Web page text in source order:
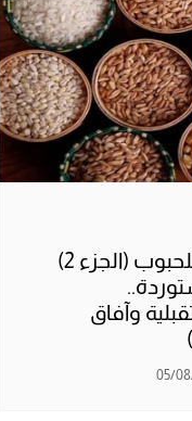
الجغرافيا السياسية للحبوب (الجزء 2)
وآفاق
05/